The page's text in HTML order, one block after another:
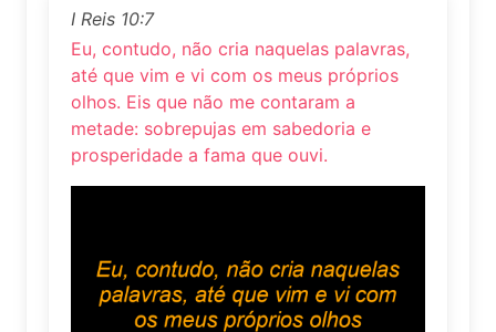
I Reis 10:7
Eu, contudo, não cria naquelas palavras,
até que vim e vi com os meus próprios
olhos. Eis que não me contaram a
metade: sobrepujas em sabedoria e
prosperidade a fama que ouvi.